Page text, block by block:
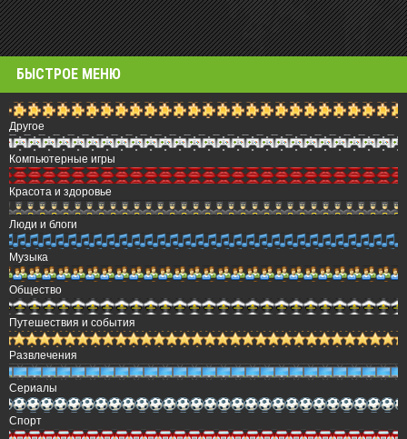
БЫСТРОЕ МЕНЮ
Другое
Компьютерные игры
Красота и здоровье
Люди и блоги
Музыка
Общество
Путешествия и события
Развлечения
Сериалы
Спорт